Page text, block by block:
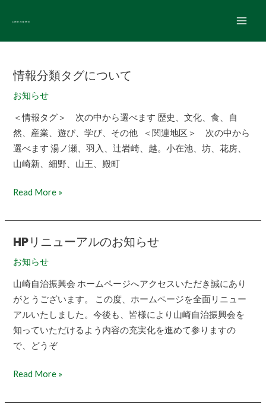
情報分類タグについて
お知らせ
＜情報タグ＞ 次の中から選べます 歴史、文化、食、自
然、産業、遊び、学び、その他 ＜関連地区＞ 次の中から
選べます 湯ノ瀬、羽入、辻岩崎、越。小在池、坊、花房、
山崎新、細野、山王、殿町
情
報
類
タ
グ
に
い
Read More »
HPリニューアルのお知らせ
お知らせ
山崎自治振興会 ホームページへアクセスいただき誠にあり
がとうございます。 この度、ホームページを全面リニュー
アルいたしました。今後も、皆様により山崎自治振興会を
知っていただけるよう内容の充実化を進めて参りますの
で、どうぞ
HP
リ
ュ
ー
ア
ル
の
知
Read More »